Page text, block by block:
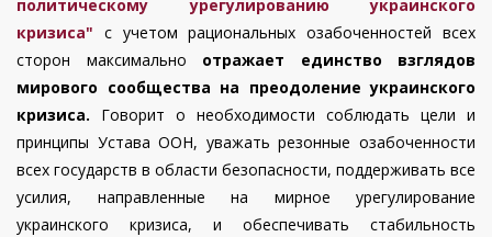
политическому урегулированию украинского
кризиса" с учетом рациональных озабоченностей всех
сторон максимально отражает единство взглядов
мирового сообщества на преодоление украинского
кризиса. Говорит о необходимости соблюдать цели и
принципы Устава ООН, уважать резонные озабоченности
всех государств в области безопасности, поддерживать все
усилия, направленные на мирное урегулирование
украинского кризиса, и обеспечивать стабильность